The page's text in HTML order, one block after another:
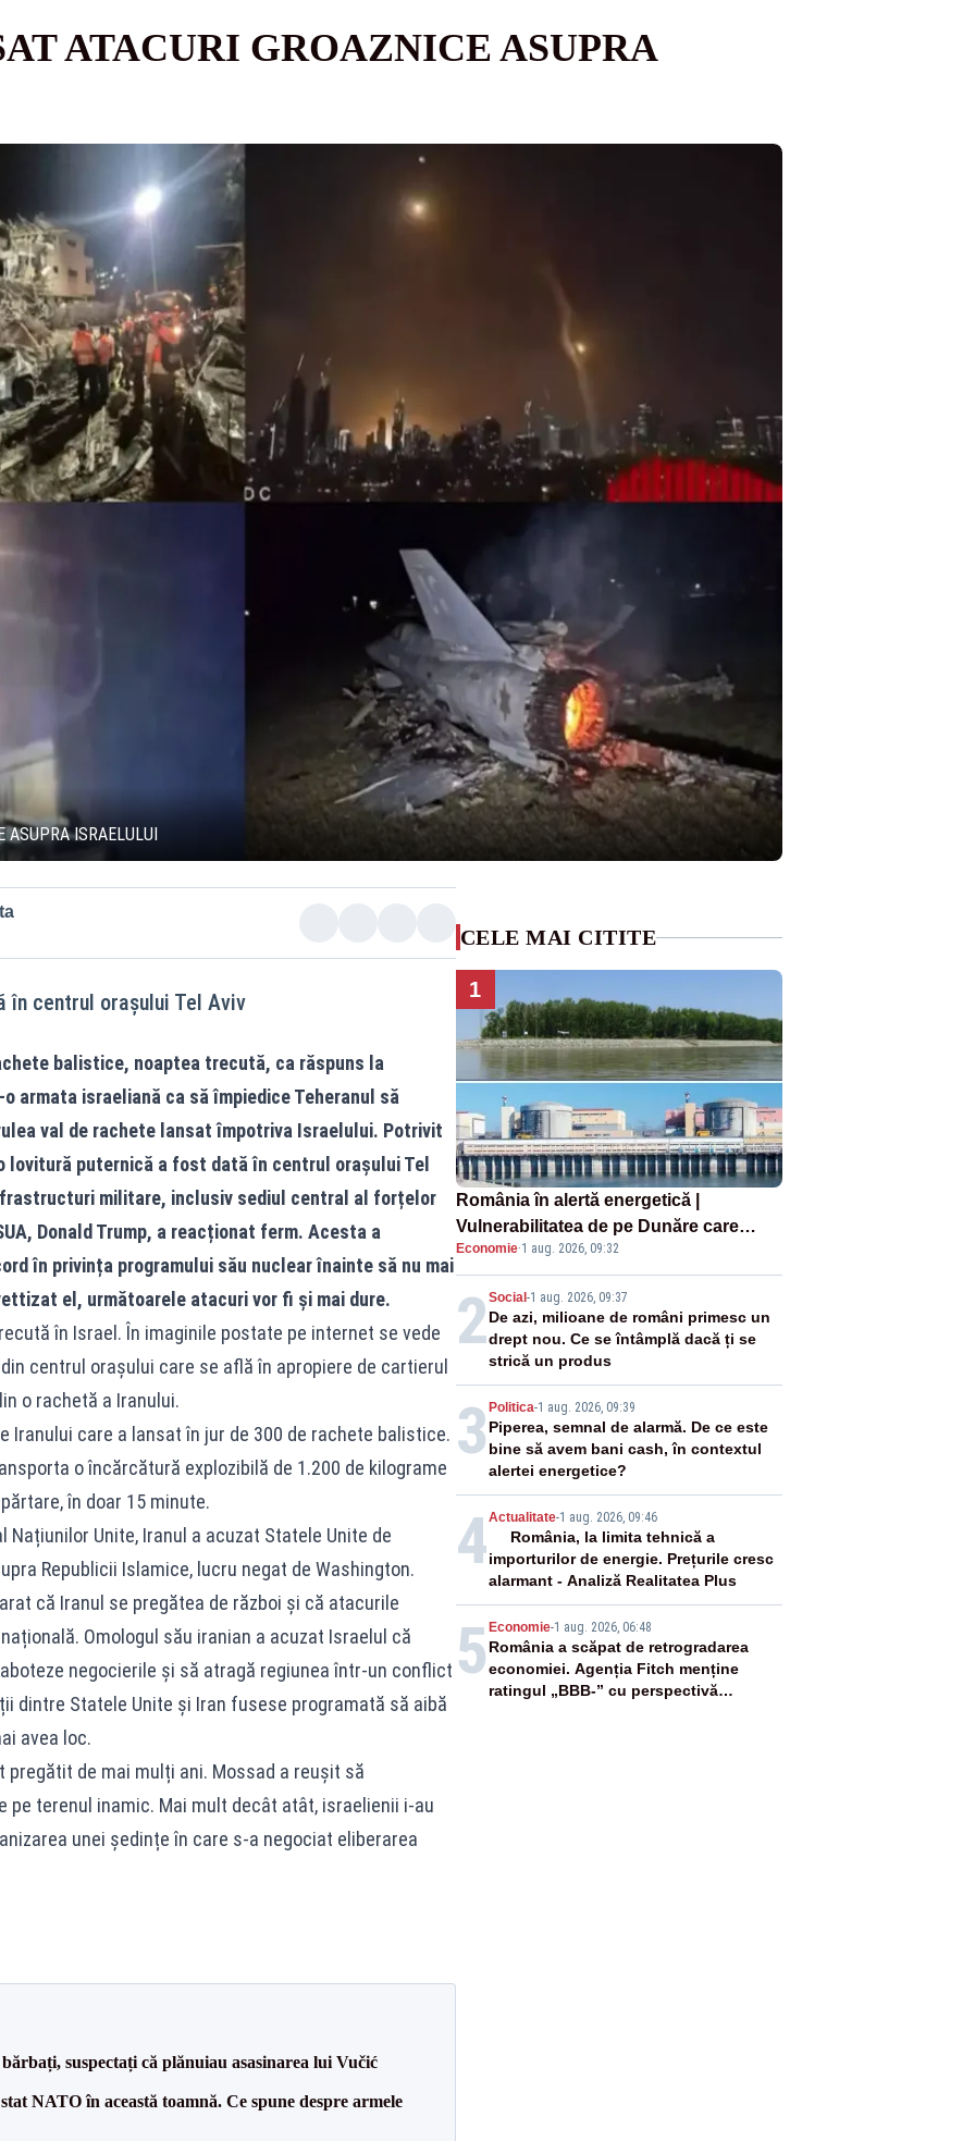
ATACURI GROAZNICE ASUPRA
ASUPRA ISRAELULUI
centrul oraşului Tel Aviv
balistice, noaptea trecută, ca răspuns la
armata israeliană ca să împiedice Teheranul să
val de rachete lansat împotriva Israelului. Potrivit
lovitură puternică a fost dată în centrul oraşului Tel
militare, inclusiv sediul central al forțelor
Donald Trump, a reacționat ferm. Acesta a
în privința programului său nuclear înainte să nu mai
el, următoarele atacuri vor fi și mai dure.
în Israel. În imaginile postate pe internet se vede
centrul oraşului care se află în apropiere de cartierul
o rachetă a Iranului.
Iranului care a lansat în jur de 300 de rachete balistice.
o încărcătură explozibilă de 1.200 de kilograme
în doar 15 minute.
Unite, Iranul a acuzat Statele Unite de
Republicii Islamice, lucru negat de Washington.
că Iranul se pregătea de război și că atacurile
Omologul său iranian a acuzat Israelul că
negocierile și să atragă regiunea într-un conflict
dintre Statele Unite și Iran fusese programată să aibă
avea loc.
de mai mulți ani. Mossad a reușit să
pe terenul inamic. Mai mult decât atât, israelienii i-au
unei ședințe în care s-a negociat eliberarea
suspectați că plănuiau asasinarea lui Vučić
NATO în această toamnă. Ce spune despre armele
CELE MAI CITITE
1
România în alertă energetică |
Vulnerabilitatea de pe Dunăre care
pune în pericol Centrala Cernavodă era
cunoscută de pe vremea lui Ceaușescu
Economie·1 aug. 2026, 09:32
2Social -1 aug. 2026, 09:37
De azi, milioane de români primesc un
drept nou. Ce se întâmplă dacă ți se
strică un produs
3 Politica-1 aug. 2026, 09:39
Piperea, semnal de alarmă. De ce este
bine să avem bani cash, în contextul
alertei energetice?
4Actualitate-1 aug. 2026, 09:46
România, la limita tehnică a
importurilor de energie. Prețurile cresc
alarmant - Analiză Realitatea Plus
5 Economie-1 aug. 2026, 06:48
România a scăpat de retrogradarea
economiei. Agenția Fitch menține
ratingul „BBB-” cu perspectivă